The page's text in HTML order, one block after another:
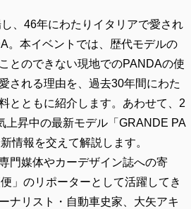
、46年にわたりイタリアで愛され
。本イベントでは、歴代モデルの
とのできない現地でのPANDAの使
される理由を、過去30年間にわた
とともに紹介します。あわせて、2
上昇中の最新モデル「GRANDE PA
情報を交えて解説します。
門媒体やカーデザイン誌への寄
」のリポーターとして活躍してき
ナリスト・自動車史家、大矢アキ